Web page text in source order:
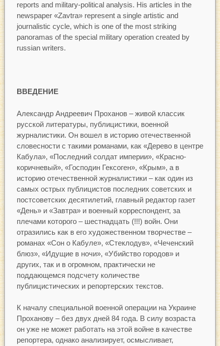
reports and military-political analysis. His articles in the
newspaper «Zavtra» represent a single artistic and
journalistic cycle, which is one of the most striking
panoramas of the special military operation created by
russian writers.
ВВЕДЕНИЕ
Александр Андреевич Проханов – живой классик
русской литературы, публицистики, военной
журналистики. Он вошел в историю отечественной
словесности с такими романами, как «Дерево в центре
Кабула», «Последний солдат империи», «Красно-
коричневый», «Господин Гексоген», «Крым», а в
историю отечественной журналистики – как один из
самых острых публицистов последних советских и
постсоветских десятилетий, главный редактор газет
«День» и «Завтра» и военный корреспондент, за
плечами которого – шестнадцать (!!!) войн. Они
отразились как в его художественном творчестве –
романах «Сон о Кабуле», «Стеклодув», «Чеченский
блюз», «Идущие в ночи», «Убийство городов» и
других, так и в огромном, практически не
поддающемся подсчету количестве
публицистических и репортерских текстов.
К началу специальной военной операции на Украине
Проханову – без двух дней 84 года. В силу возраста
он уже не может работать на этой войне в качестве
репортера, однако анализирует, осмысливает,